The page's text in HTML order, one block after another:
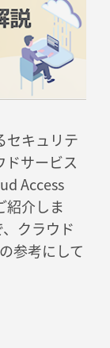
セキュリテ
ドサービス
Access
紹介しま
クラウド
参考にして